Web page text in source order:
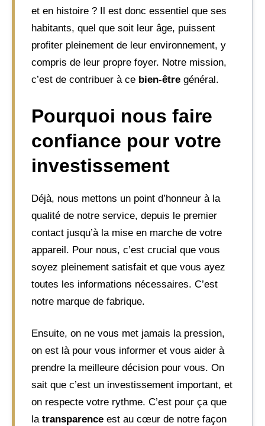
et en histoire ? Il est donc essentiel que ses
habitants, quel que soit leur âge, puissent
profiter pleinement de leur environnement, y
compris de leur propre foyer. Notre mission,
c’est de contribuer à ce bien-être général.
Pourquoi nous faire
confiance pour votre
investissement
Déjà, nous mettons un point d’honneur à la
qualité de notre service, depuis le premier
contact jusqu’à la mise en marche de votre
appareil. Pour nous, c’est crucial que vous
soyez pleinement satisfait et que vous ayez
toutes les informations nécessaires. C’est
notre marque de fabrique.
Ensuite, on ne vous met jamais la pression,
on est là pour vous informer et vous aider à
prendre la meilleure décision pour vous. On
sait que c’est un investissement important, et
on respecte votre rythme. C’est pour ça que
la transparence est au cœur de notre façon